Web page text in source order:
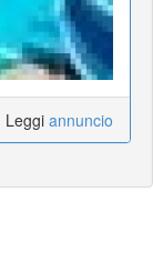
Leggi annuncio